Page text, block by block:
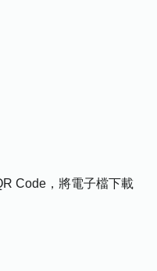
Code，將電子檔下載